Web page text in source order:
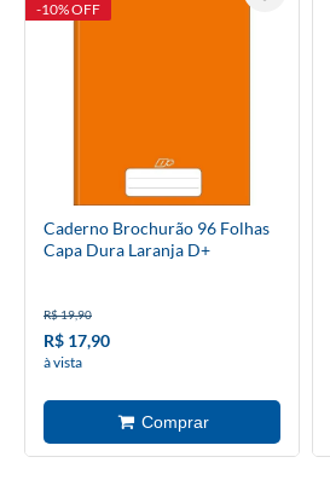
-10% OFF
Caderno Brochurão 96 Folhas
Capa Dura Laranja D+
R$ 19,90
R$ 17,90
à vista